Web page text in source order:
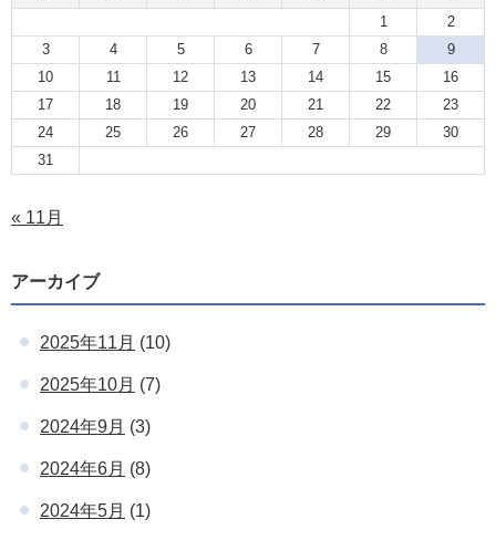
1
2
3
4 5 6 7 8
9
10
11 12 13 14 15
16
17
18 19 20 21 22
23
24
25 26 27 28 29
30
31
« 11月
アーカイブ
2025年11月 (10)
2025年10月 (7)
2024年9月 (3)
2024年6月 (8)
2024年5月 (1)